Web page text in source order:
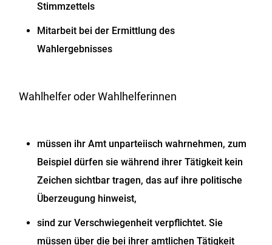
Stimmzettels
Mitarbeit bei der Ermittlung des
Wahlergebnisses
Wahlhelfer oder Wahlhelferinnen
müssen ihr Amt unparteiisch wahrnehmen,zum
Beispiel dürfen sie während ihrer Tätigkeit kein
Zeichen sichtbar tragen, das auf ihre politische
Überzeugung hinweist,
sind zur Verschwiegenheit verpflichtet. Sie
müssen über die bei ihrer amtlichen Tätigkeit